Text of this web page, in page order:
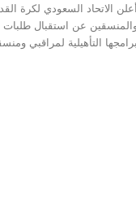
أعلن الاتحاد السعودي لكرة
عن استقبال طلبات
برامجها التأهيلية لمراقبي